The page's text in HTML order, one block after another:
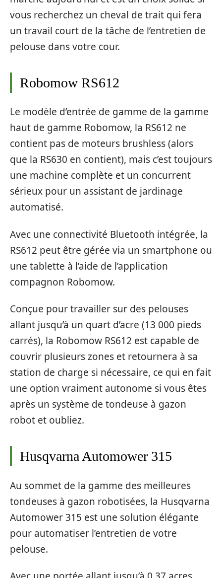
vous recherchez un cheval de trait qui fera
un travail court de la tâche de l’entretien de
pelouse dans votre cour.
Robomow RS612
Le modèle d’entrée de gamme de la gamme
haut de gamme Robomow, la RS612 ne
contient pas de moteurs brushless (alors
que la RS630 en contient), mais c’est toujours
une machine complète et un concurrent
sérieux pour un assistant de jardinage
automatisé.
Avec une connectivité Bluetooth intégrée, la
RS612 peut être gérée via un smartphone ou
une tablette à l’aide de l’application
compagnon Robomow.
Conçue pour travailler sur des pelouses
allant jusqu’à un quart d’acre (13 000 pieds
carrés), la Robomow RS612 est capable de
couvrir plusieurs zones et retournera à sa
station de charge si nécessaire, ce qui en fait
une option vraiment autonome si vous êtes
après un système de tondeuse à gazon
robot et oubliez.
Husqvarna Automower 315
Au sommet de la gamme des meilleures
tondeuses à gazon robotisées, la Husqvarna
Automower 315 est une solution élégante
pour automatiser l’entretien de votre
pelouse.